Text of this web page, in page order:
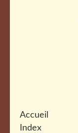
Accueil
Index